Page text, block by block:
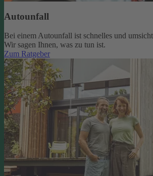
Autounfall
Bei einem Autounfall ist schnelles und
Wir sagen Ihnen, was zu tun ist.
Zum Ratgeber